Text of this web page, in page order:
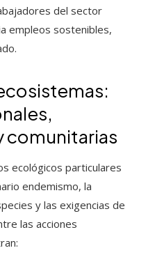
del sector
empleos sostenibles,
comunitarias
ecológicos particulares
endemismo, la
y las exigencias de
las acciones